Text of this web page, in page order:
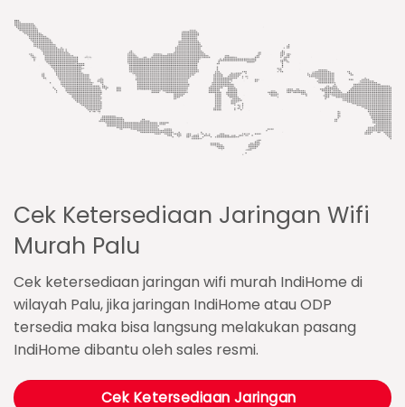
Cek Ketersediaan Jaringan Wifi
Murah Palu
Cek ketersediaan jaringan wifi murah IndiHome di
wilayah Palu, jika jaringan IndiHome atau ODP
tersedia maka bisa langsung melakukan pasang
IndiHome dibantu oleh sales resmi.
Cek Ketersediaan Jaringan